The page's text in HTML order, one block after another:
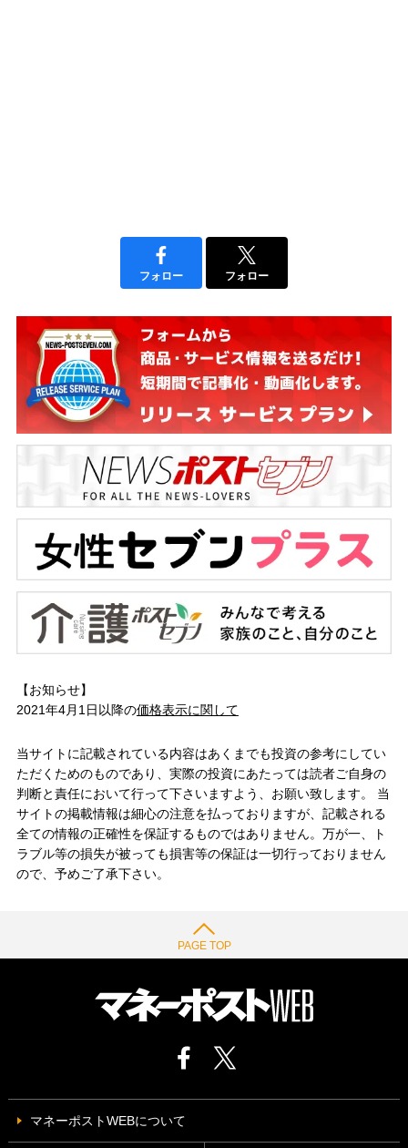
フォロー フォロー
【お知らせ】
2021年4月1日以降の価格表示に関して
当サイトに記載されている内容はあくまでも投資の参考にしてい
ただくためのものであり、実際の投資にあたっては読者ご自身の
判断と責任において行って下さいますよう、お願い致します。 当
サイトの掲載情報は細心の注意を払っておりますが、記載される
全ての情報の正確性を保証するものではありません。万が一、ト
ラブル等の損失が被っても損害等の保証は一切行っておりません
ので、予めご了承下さい。
PAGE TOP
マネーポストWEBについて